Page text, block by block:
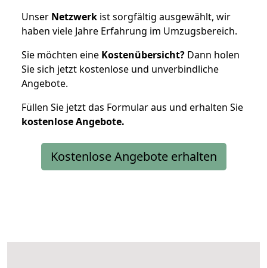
Unser Netzwerk ist sorgfältig ausgewählt, wir
haben viele Jahre Erfahrung im Umzugsbereich.
Sie möchten eine Kostenübersicht? Dann holen
Sie sich jetzt kostenlose und unverbindliche
Angebote.
Füllen Sie jetzt das Formular aus und erhalten Sie
kostenloseAngebote.
Kostenlose Angebote erhalten